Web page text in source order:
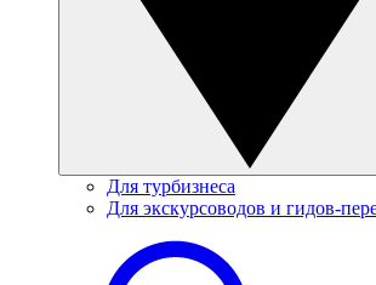
Для турбизнеса
Для экскурсоводов и гидов-